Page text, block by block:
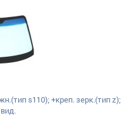
s110); +креп. зерк.(тип z);